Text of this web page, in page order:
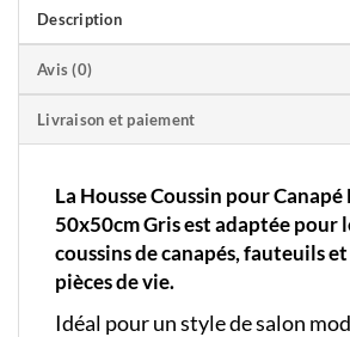
Description
Avis (0)
Livraison et paiement
La Housse Coussin pour
50x50cm Gris est adaptée pour
coussins de canapés, fauteuils
pièces de vie.
Idéal pour un style de salon